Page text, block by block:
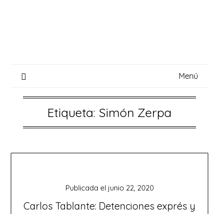
Menú
Etiqueta: Simón Zerpa
Carlos Tablante: Detenciones exprés y
Publicada el junio 22, 2020